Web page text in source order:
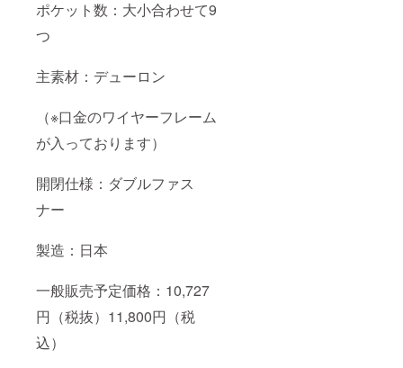
ポケット数：大小合わせて9
つ
主素材：デューロン
（※口金のワイヤーフレーム
が入っております）
開閉仕様：ダブルファス
ナー
製造：日本
一般販売予定価格：10,727
円（税抜）11,800円（税
込）